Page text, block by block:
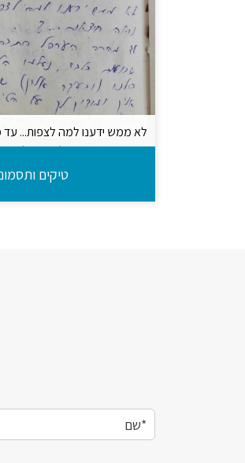
טיקים
לא ממש ידענו למה לצפות...
ותוך כ 3 שבועות בלבד, נעלמו הטיקים כמעט לחלוטין!